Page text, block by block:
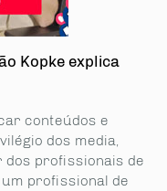
Kopke explica
conteúdos e
dos media,
dos profissionais de
profissional de